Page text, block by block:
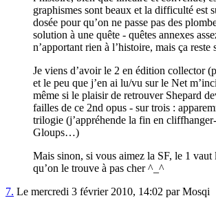
graphismes sont beaux et la difficulté est
dosée pour qu’on ne passe pas des
solution à une quête - quêtes annexes
n’apportant rien à l’histoire, mais ça reste
Je viens d’avoir le 2 en édition collector
et le peu que j’en ai lu/vu sur le Net
même si le plaisir de retrouver Shepard
failles de ce 2nd opus - sur trois :
trilogie (j’appréhende la fin en
Gloups…)
Mais sinon, si vous aimez la SF, le 1 vaut
qu’on le trouve à pas cher ^_^
7. Le mercredi 3 février 2010, 14:02 par Mosqi